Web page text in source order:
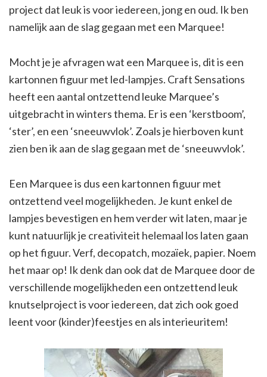
project dat leuk is voor iedereen, jong en oud. Ik ben
namelijk aan de slag gegaan met een Marquee!
Mocht je je afvragen wat een Marquee is, dit is een
kartonnen figuur met led-lampjes. Craft Sensations
heeft een aantal ontzettend leuke Marquee’s
uitgebracht in winters thema. Er is een ‘kerstboom’,
‘ster’, en een ‘sneeuwvlok’. Zoals je hierboven kunt
zien ben ik aan de slag gegaan met de ‘sneeuwvlok’.
Een Marquee is dus een kartonnen figuur met
ontzettend veel mogelijkheden. Je kunt enkel de
lampjes bevestigen en hem verder wit laten, maar je
kunt natuurlijk je creativiteit helemaal los laten gaan
op het figuur. Verf, decopatch, mozaïek, papier. Noem
het maar op! Ik denk dan ook dat de Marquee door de
verschillende mogelijkheden een ontzettend leuk
knutselproject is voor iedereen, dat zich ook goed
leent voor (kinder)feestjes en als interieuritem!